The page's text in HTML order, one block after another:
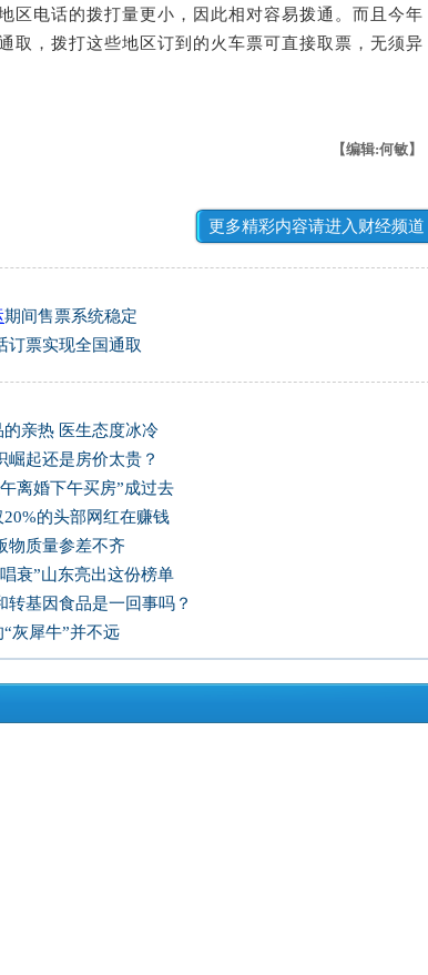
区电话的拨打量更小，因此相对容易拨通。而且今年
取，拨打这些地区订到的火车票可直接取票，无须异
【编辑:何敏】
更多精彩内容请进入财经频道
期间售票系统稳定
订票实现全国通取
亲热 医生态度冰冷
崛起还是房价太贵？
离婚下午买房”成过去
的头部网红在赚钱
物质量参差不齐
衰”山东亮出这份榜单
基因食品是一回事吗？
灰犀牛”并不远